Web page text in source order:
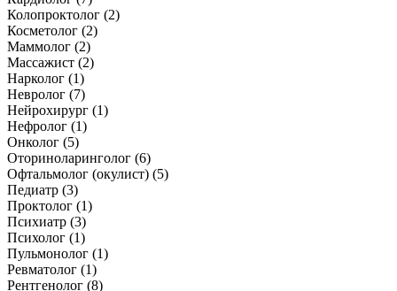
Колопроктолог (2)
Косметолог (2)
Маммолог (2)
Массажист (2)
Нарколог (1)
Невролог (7)
Нейрохирург (1)
Нефролог (1)
Онколог (5)
Оториноларинголог (6)
Офтальмолог (окулист) (5)
Педиатр (3)
Проктолог (1)
Психиатр (3)
Психолог (1)
Пульмонолог (1)
Ревматолог (1)
Рентгенолог (8)